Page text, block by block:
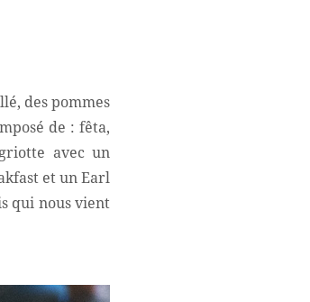
des pommes
de : fêta,
avec un
et un Earl
qui nous vient